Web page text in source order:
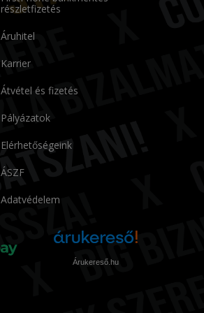
részletfizetés
Áruhitel
Karrier
Átvétel és fizetés
Pályázatok
Elérhetőségeink
ÁSZF
Adatvédelem
Árukereső.hu